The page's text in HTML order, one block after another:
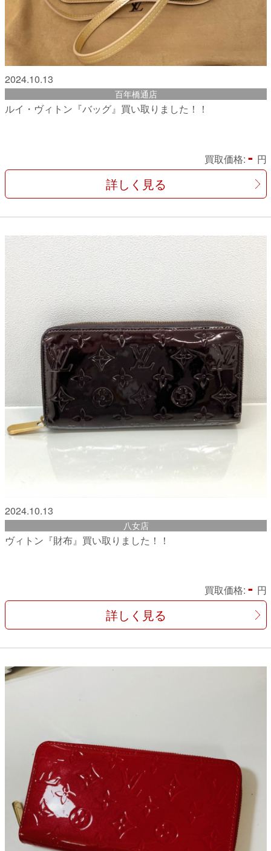
2024.10.13
百年橋通店
ルイ・ヴィトン『バッグ』買い取りました！！
買取価格: - 円
詳しく見る
2024.10.13
八女店
ヴィトン『財布』買い取りました！！
買取価格: - 円
詳しく見る